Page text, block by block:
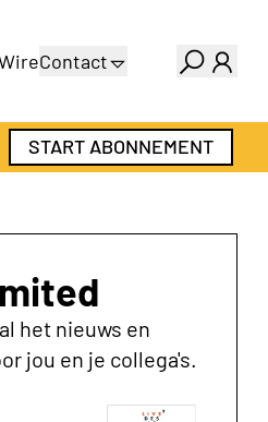
Contact
START ABONNEMENT
het nieuws en
jou en je collega's.